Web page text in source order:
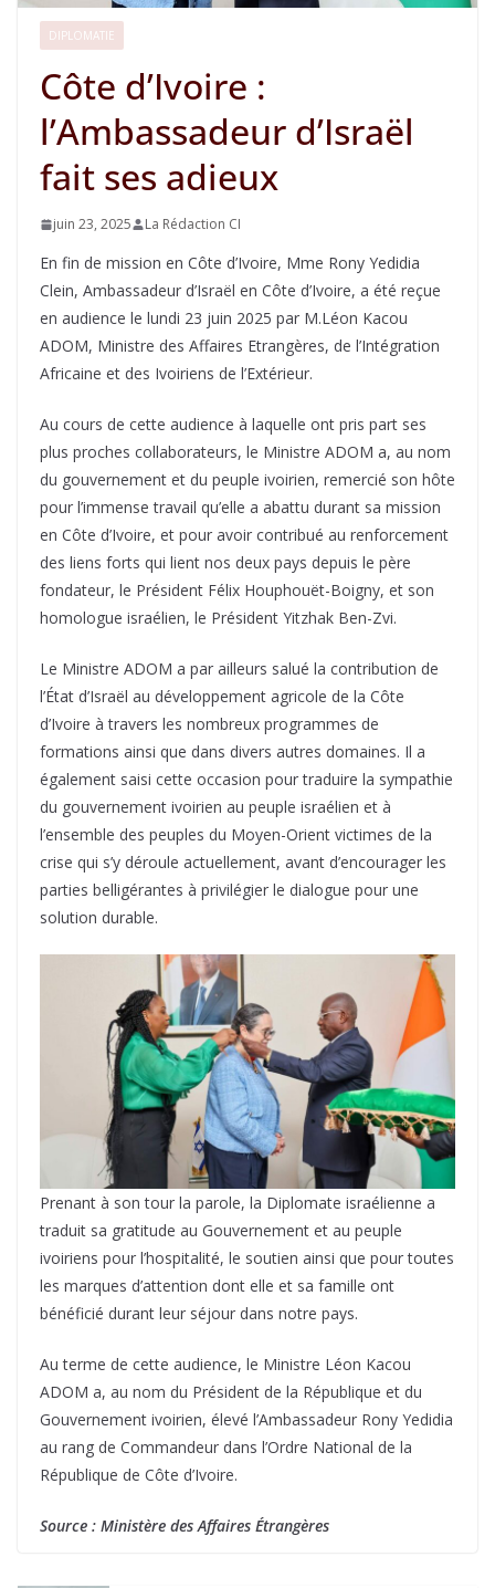
DIPLOMATIE
Côte d’Ivoire :
l’Ambassadeur d’Israël
fait ses adieux
juin 23, 2025 La Rédaction CI
En fin de mission en Côte d’Ivoire, Mme Rony Yedidia
Clein, Ambassadeur d’Israël en Côte d’Ivoire, a été reçue
en audience le lundi 23 juin 2025 par M.Léon Kacou
ADOM, Ministre des Affaires Etrangères, de l’Intégration
Africaine et des Ivoiriens de l’Extérieur.
Au cours de cette audience à laquelle ont pris part ses
plus proches collaborateurs, le Ministre ADOM a, au nom
du gouvernement et du peuple ivoirien, remercié son hôte
pour l’immense travail qu’elle a abattu durant sa mission
en Côte d’Ivoire, et pour avoir contribué au renforcement
des liens forts qui lient nos deux pays depuis le père
fondateur, le Président Félix Houphouët-Boigny, et son
homologue israélien, le Président Yitzhak Ben-Zvi.
Le Ministre ADOM a par ailleurs salué la contribution de
l’État d’Israël au développement agricole de la Côte
d’Ivoire à travers les nombreux programmes de
formations ainsi que dans divers autres domaines. Il a
également saisi cette occasion pour traduire la sympathie
du gouvernement ivoirien au peuple israélien et à
l’ensemble des peuples du Moyen-Orient victimes de la
crise qui s’y déroule actuellement, avant d’encourager les
parties belligérantes à privilégier le dialogue pour une
solution durable.
Prenant à son tour la parole, la Diplomate israélienne a
traduit sa gratitude au Gouvernement et au peuple
ivoiriens pour l’hospitalité, le soutien ainsi que pour toutes
les marques d’attention dont elle et sa famille ont
bénéficié durant leur séjour dans notre pays.
Au terme de cette audience, le Ministre Léon Kacou
ADOM a, au nom du Président de la République et du
Gouvernement ivoirien, élevé l’Ambassadeur Rony Yedidia
au rang de Commandeur dans l’Ordre National de la
République de Côte d’Ivoire.
Source : Ministère des Affaires Étrangères